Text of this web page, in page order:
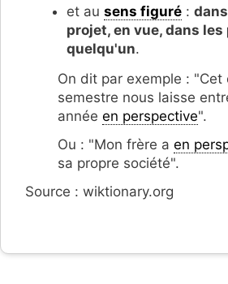
et au sens figuré :
projet, en vue, dans
quelqu'un.
On dit par exemple : "Cet
semestre nous laisse
année en perspective".
Ou : "Mon frère a en
sa propre société".
Source : wiktionary.org